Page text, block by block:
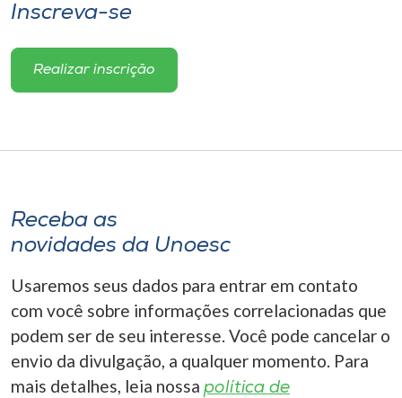
Inscreva-se
Realizar inscrição
Receba as
novidades da Unoesc
Usaremos seus dados para entrar em contato
com você sobre informações correlacionadas que
podem ser de seu interesse. Você pode cancelar o
envio da divulgação, a qualquer momento. Para
mais detalhes, leia nossa política de